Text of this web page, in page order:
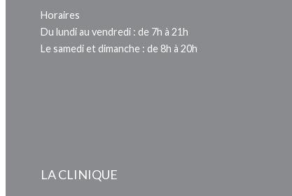
Horaires
Du lundi au vendredi : de 7h à 21h
Le samedi et dimanche : de 8h à 20h
LA CLINIQUE